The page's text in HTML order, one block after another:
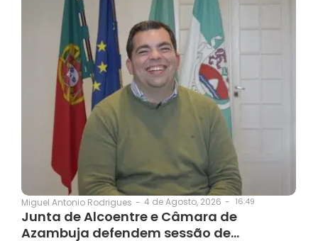
Miguel Antonio Rodrigues - 4 de Agosto, 2026 - 16:49
Junta de Alcoentre e Câmara de
Azambuja defendem sessão de…